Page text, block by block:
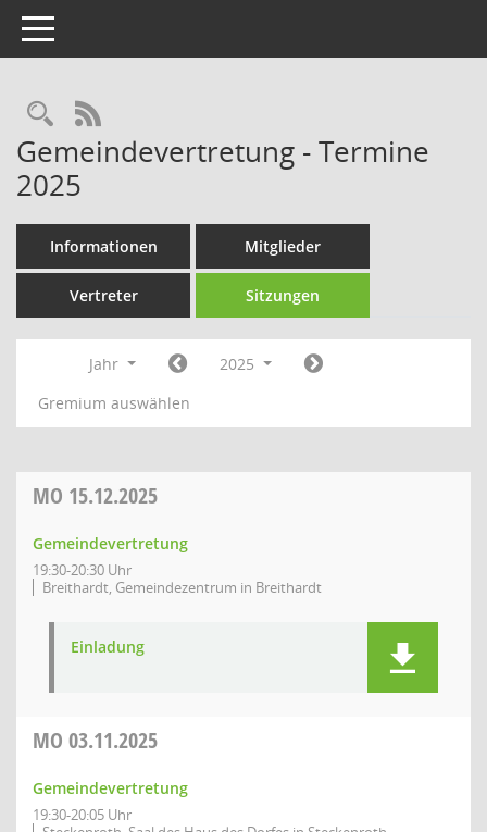
Toggle navigation
Rechercheauswahl
RSS-Feed
Gemeindevertretung - Termine
2025
Informationen Mitglieder
Vertreter Sitzungen
Jahr
2025
Gremium auswählen
MO 15.12.2025
Gemeindevertretung
19:30-20:30 Uhr
Breithardt, Gemeindezentrum in Breithardt
Einladung
MO 03.11.2025
Gemeindevertretung
19:30-20:05 Uhr